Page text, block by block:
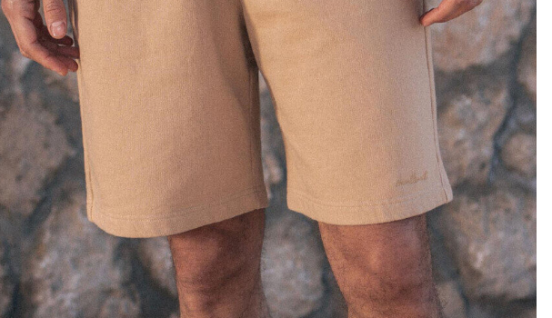
M L XL XXL